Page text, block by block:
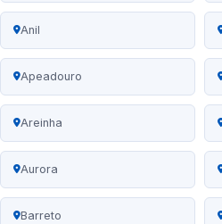
Anil
Apeadouro
Areinha
Aurora
Barreto